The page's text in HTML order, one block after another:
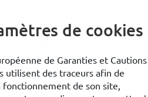
sages. Tout comme au
loyers (IRL), qui suit
une hausse de 2,48 %, la plus
Il n’est applicable
de cookies
de Garanties et Cautions
utilisent des traceurs afin de
de son site,